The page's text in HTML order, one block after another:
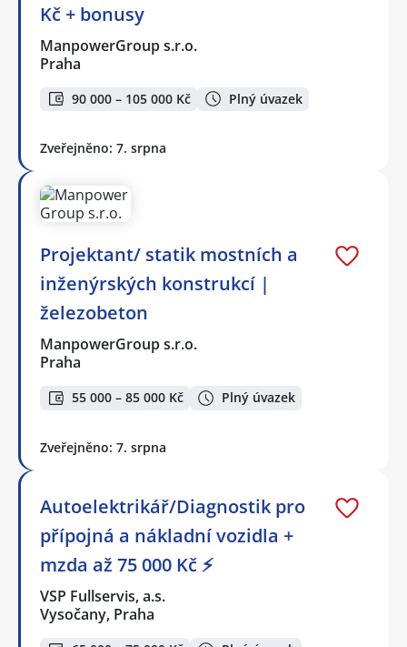
Kč + bonusy
ManpowerGroup s.r.o.
Praha
90 000 – 105 000 Kč Plný úvazek
Zveřejněno: 7. srpna
Projektant/ statik mostních a
inženýrských konstrukcí |
železobeton
ManpowerGroup s.r.o.
Praha
55 000 – 85 000 Kč Plný úvazek
Zveřejněno: 7. srpna
Autoelektrikář/Diagnostik pro
přípojná a nákladní vozidla +
mzda až 75 000 Kč ⚡
VSP Fullservis, a.s.
Vysočany, Praha